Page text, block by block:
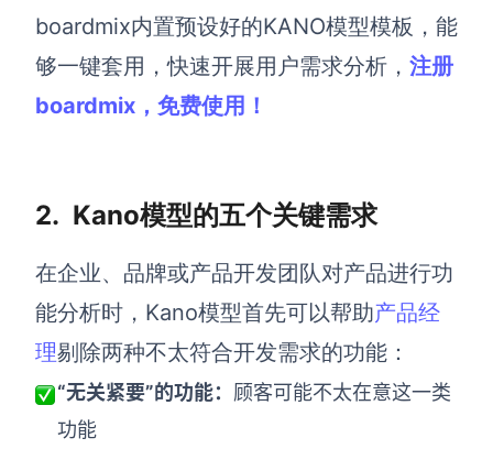
AI生成AARRR模型
私有化部署
客户案例
用boardmix提升团队协作效率
满足企业级团队协作和管理需求
boardmix内置预设好的KANO模型模板，能
够一键套用，快速开展用户需求分析， 注册
boardmix，免费使用！
2. Kano模型的五个关键需求
在企业、品牌或产品开发团队对产品进行功
能分析时，Kano模型首先可以帮助产品经
理剔除两种不太符合开发需求的功能：
“无关紧要”的功能： 顾客可能不太在意这一类
功能